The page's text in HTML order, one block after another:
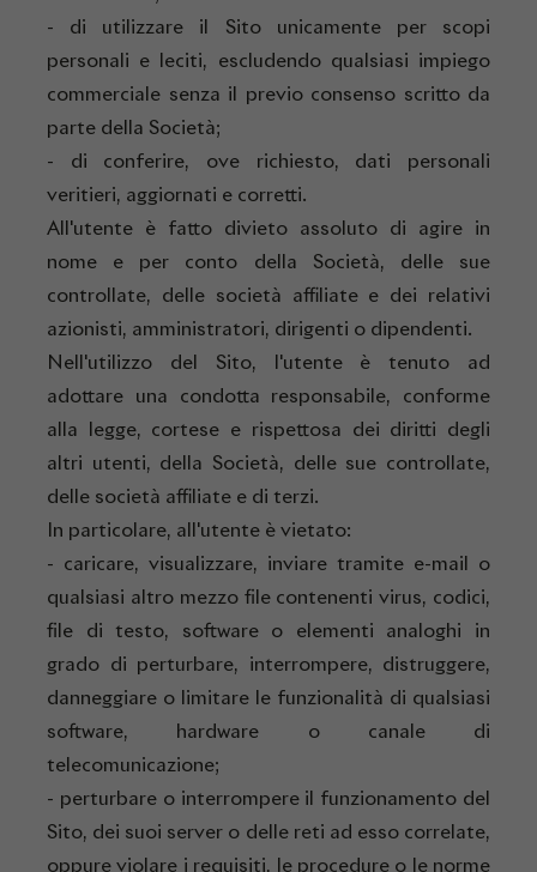
- di utilizzare il Sito unicamente per scopi
personali e leciti, escludendo qualsiasi impiego
commerciale senza il previo consenso scritto da
parte della Società;
- di conferire, ove richiesto, dati personali
veritieri, aggiornati e corretti.
All'utente è fatto divieto assoluto di agire in
nome e per conto della Società, delle sue
controllate, delle società affiliate e dei relativi
azionisti, amministratori, dirigenti o dipendenti.
Nell'utilizzo del Sito, l'utente è tenuto ad
adottare una condotta responsabile, conforme
alla legge, cortese e rispettosa dei diritti degli
altri utenti, della Società, delle sue controllate,
delle società affiliate e di terzi.
In particolare, all'utente è vietato:
- caricare, visualizzare, inviare tramite e-mail o
qualsiasi altro mezzo file contenenti virus, codici,
file di testo, software o elementi analoghi in
grado di perturbare, interrompere, distruggere,
danneggiare o limitare le funzionalità di qualsiasi
software, hardware o canale di
telecomunicazione;
- perturbare o interrompere il funzionamento del
Sito, dei suoi server o delle reti ad esso correlate,
oppure violare i requisiti, le procedure o le norme